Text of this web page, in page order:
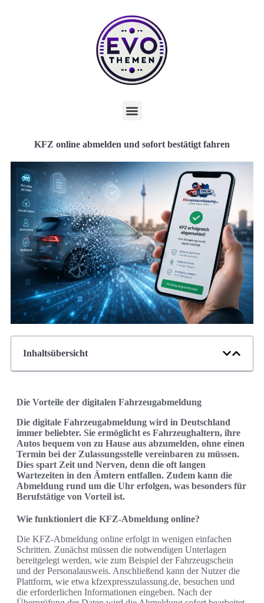
KFZ online abmelden und sofort bestätigt fahren
Inhaltsübersicht
Die Vorteile der digitalen Fahrzeugabmeldung
Die digitale Fahrzeugabmeldung wird in Deutschland
immer beliebter. Sie ermöglicht es Fahrzeughaltern, ihre
Autos bequem von zu Hause aus abzumelden, ohne einen
Termin bei der Zulassungsstelle vereinbaren zu müssen.
Dies spart Zeit und Nerven, denn die oft langen
Wartezeiten in den Ämtern entfallen. Zudem kann die
Abmeldung rund um die Uhr erfolgen, was besonders für
Berufstätige von Vorteil ist.
Wie funktioniert die KFZ-Abmeldung online?
Die KFZ-Abmeldung online erfolgt in wenigen einfachen
Schritten. Zunächst müssen die notwendigen Unterlagen
bereitgelegt werden, wie zum Beispiel der Fahrzeugschein
und der Personalausweis. Anschließend kann der Nutzer die
Plattform, wie etwa kfzexpresszulassung.de, besuchen und
die erforderlichen Informationen eingeben. Nach der